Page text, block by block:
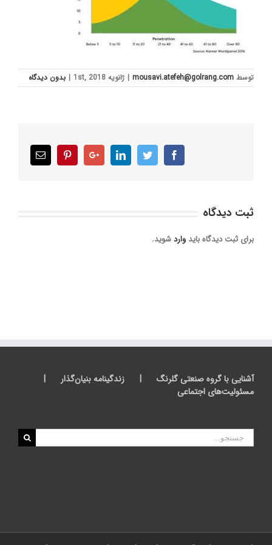
توسط mousavi.atefeh@golrang.com
| ژانویه 1st, 2018 | بدون ديدگاه
Facebook
Twitter
LinkedIn
Google+
Pinterest
Email
ثبت ديدگاه
برای ثبت دیدگاه باید واردشوید.
آشنایی با گروه صنعتی گلرنگ
زندگینامه بنیان‌گذار
مسئولیت‌های اجتماعی
جستجو
برای: